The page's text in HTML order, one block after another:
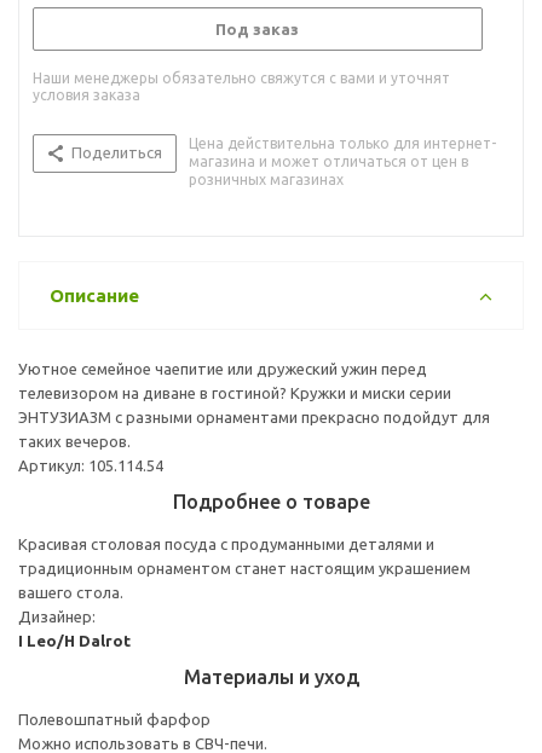
Под заказ
Наши менеджеры обязательно свяжутся с вами и уточнят
условия заказа
Поделиться
Цена действительна только для интернет-
магазина и может отличаться от цен в
розничных магазинах
Описание
Уютное семейное чаепитие или дружеский ужин перед
телевизором на диване в гостиной? Кружки и миски серии
ЭНТУЗИАЗМ с разными орнаментами прекрасно подойдут для
таких вечеров.
Артикул: 105.114.54
Подробнее о товаре
Красивая столовая посуда с продуманными деталями и
традиционным орнаментом станет настоящим украшением
вашего стола.
Дизайнер:
I Leo/H Dalrot
Материалы и уход
Полевошпатный фарфор
Можно использовать в СВЧ-печи.